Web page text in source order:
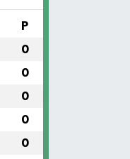
P
0
0
0
0
0